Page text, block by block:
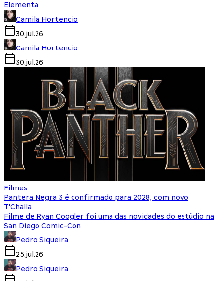
Elementa
Camila Hortencio
30.jul.26
Camila Hortencio
30.jul.26
Filmes
Pantera Negra 3 é confirmado para 2028, com novo
T'Challa
Filme de Ryan Coogler foi uma das novidades do estúdio na
San Diego Comic-Con
Pedro Siqueira
25.jul.26
Pedro Siqueira